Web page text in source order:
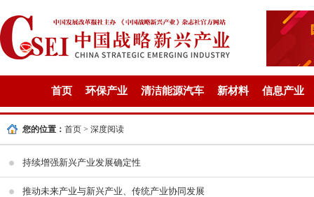
首页 环保产业 清洁能源汽车 新材料 信息产业
您的位置： 首页 > 深度阅读
持续增强新兴产业发展确定性
推动未来产业与新兴产业、传统产业协同发展